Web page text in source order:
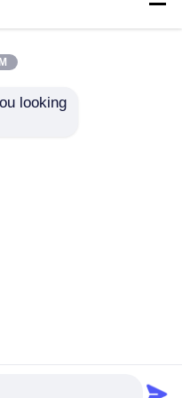
সনাক্তকরণ দ্রুত
২গিগাহার্জ-৬গিগাহার্জ
ড্রোন সনাক্তকরণ এবং ট্র্যাকিং
looking